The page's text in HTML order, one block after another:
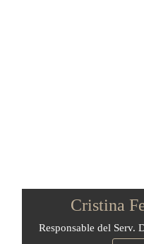
Cristina
Responsable del Serv.